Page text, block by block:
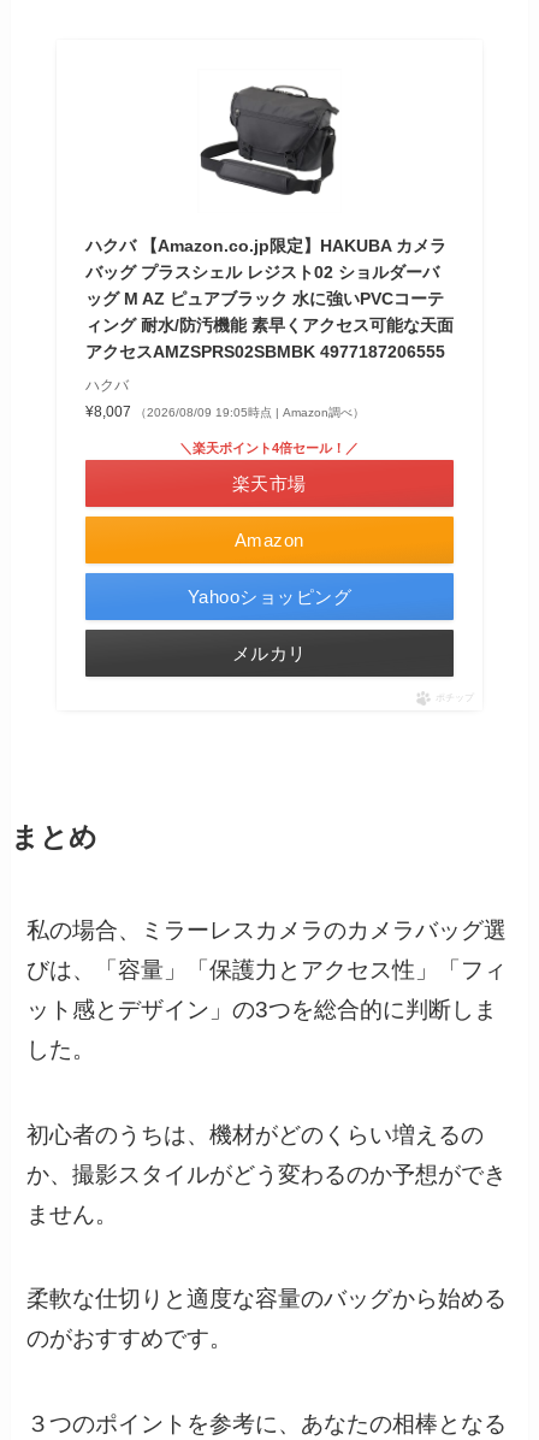
ハクバ 【Amazon.co.jp限定】HAKUBA カメラ
バッグ プラスシェル レジスト02 ショルダーバ
ッグ M AZ ピュアブラック 水に強いPVCコーテ
ィング 耐水/防汚機能 素早くアクセス可能な天面
アクセスAMZSPRS02SBMBK 4977187206555
ハクバ
¥8,007
（2026/08/09 19:05時点 | Amazon調べ）
Amazon
＼楽天ポイント4倍セール！／
楽天市場
Yahooショッピング
メルカリ
ポチップ
まとめ
私の場合、ミラーレスカメラのカメラバッグ選
びは、「容量」「保護力とアクセス性」「フィ
ット感とデザイン」の3つを総合的に判断しま
した。
初心者のうちは、機材がどのくらい増えるの
か、撮影スタイルがどう変わるのか予想ができ
ません。
柔軟な仕切りと適度な容量のバッグから始める
のがおすすめです。
３つのポイントを参考に、あなたの相棒となる